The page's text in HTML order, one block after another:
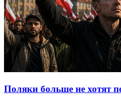
Поляки больше не хотят